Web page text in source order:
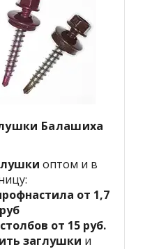
Балашиха
оптом и в
от 1,7
руб
от 15 руб.
заглушки и